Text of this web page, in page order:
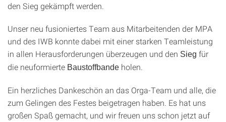
den Sieg gekämpft werden.
Unser neu fusioniertes Team aus Mitarbeitenden der MPA
und des IWB konnte dabei mit einer starken Teamleistung
in allen Herausforderungen überzeugen und den Sieg für
die neuformierte Baustoffbande holen.
Ein herzliches Dankeschön an das Orga-Team und alle, die
zum Gelingen des Festes beigetragen haben. Es hat uns
großen Spaß gemacht, und wir freuen uns schon jetzt auf